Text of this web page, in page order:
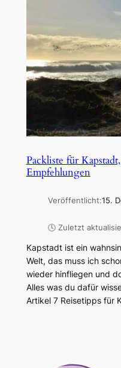
Packliste für
Empfehlungen
Veröffentlicht:15.
🕓 Zuletzt
Kapstadt ist ein
Welt, das muss ich
wieder hinfliegen und
Alles was du dafür
Artikel 7 Reisetipps für